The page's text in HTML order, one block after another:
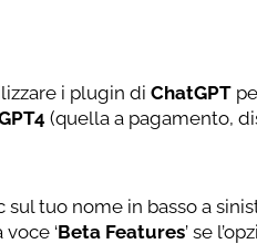
i plugin di ChatGPT
(quella a pagamento,
tuo nome in basso a
‘Beta Features’ se